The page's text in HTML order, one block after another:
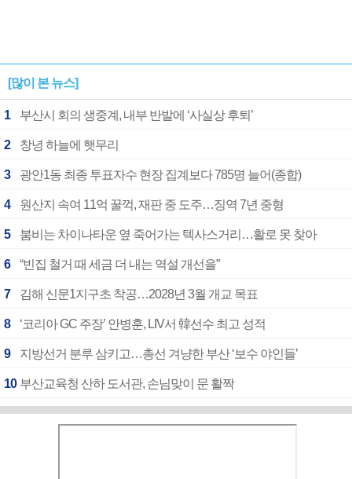
[많이 본 뉴스]
1 부산시 회의 생중계, 내부 반발에 ‘사실상 후퇴’
2 창녕 하늘에 햇무리
3 광안1동 최종 투표자수 현장 집계보다 785명 늘어(종합)
4 원산지 속여 11억 꿀꺽, 재판 중 도주…징역 7년 중형
5 붐비는 차이나타운 옆 죽어가는 텍사스거리…활로 못 찾아
6 “빈집 철거 때 세금 더 내는 역설 개선을”
7 김해 신문1지구초 착공…2028년 3월 개교 목표
8 ‘코리아 GC 주장’ 안병훈, LIV서 韓선수 최고 성적
9 지방선거 분루 삼키고…총선 겨냥한 부산 ‘보수 야인들’
10 부산교육청 산하 도서관, 손님맞이 문 활짝